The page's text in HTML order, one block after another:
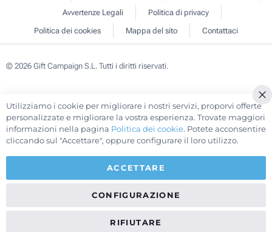
Avvertenze Legali
Politica di privacy
Politica dei cookies
Mappa del sito Contattaci
© 2026 Gift Campaign S.L. Tutti i diritti riservati.
Utilizziamo i cookie per migliorare i nostri servizi, proporvi offerte
personalizzate e migliorare la vostra esperienza. Trovate maggiori
informazioni nella pagina Politica dei cookie. Potete acconsentire
cliccando sul "Accettare", oppure configurare il loro utilizzo.
ACCETTARE
CONFIGURAZIONE
RIFIUTARE